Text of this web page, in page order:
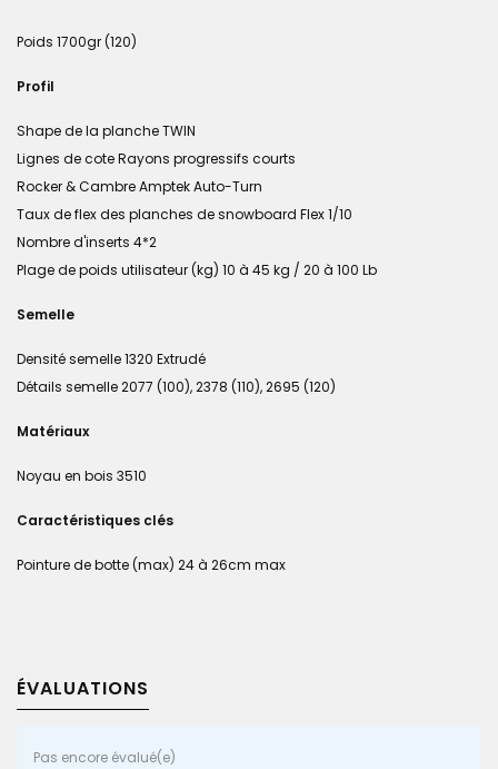
Poids 1700gr (120)
Profil
Shape de la planche TWIN
Lignes de cote Rayons progressifs courts
Rocker & Cambre Amptek Auto-Turn
Taux de flex des planches de snowboard Flex 1/10
Nombre d'inserts 4*2
Plage de poids utilisateur (kg) 10 à 45 kg / 20 à 100 Lb
Semelle
Densité semelle 1320 Extrudé
Détails semelle 2077 (100), 2378 (110), 2695 (120)
Matériaux
Noyau en bois 3510
Caractéristiques clés
Pointure de botte (max) 24 à 26cm max
ÉVALUATIONS
Pas encore évalué(e)